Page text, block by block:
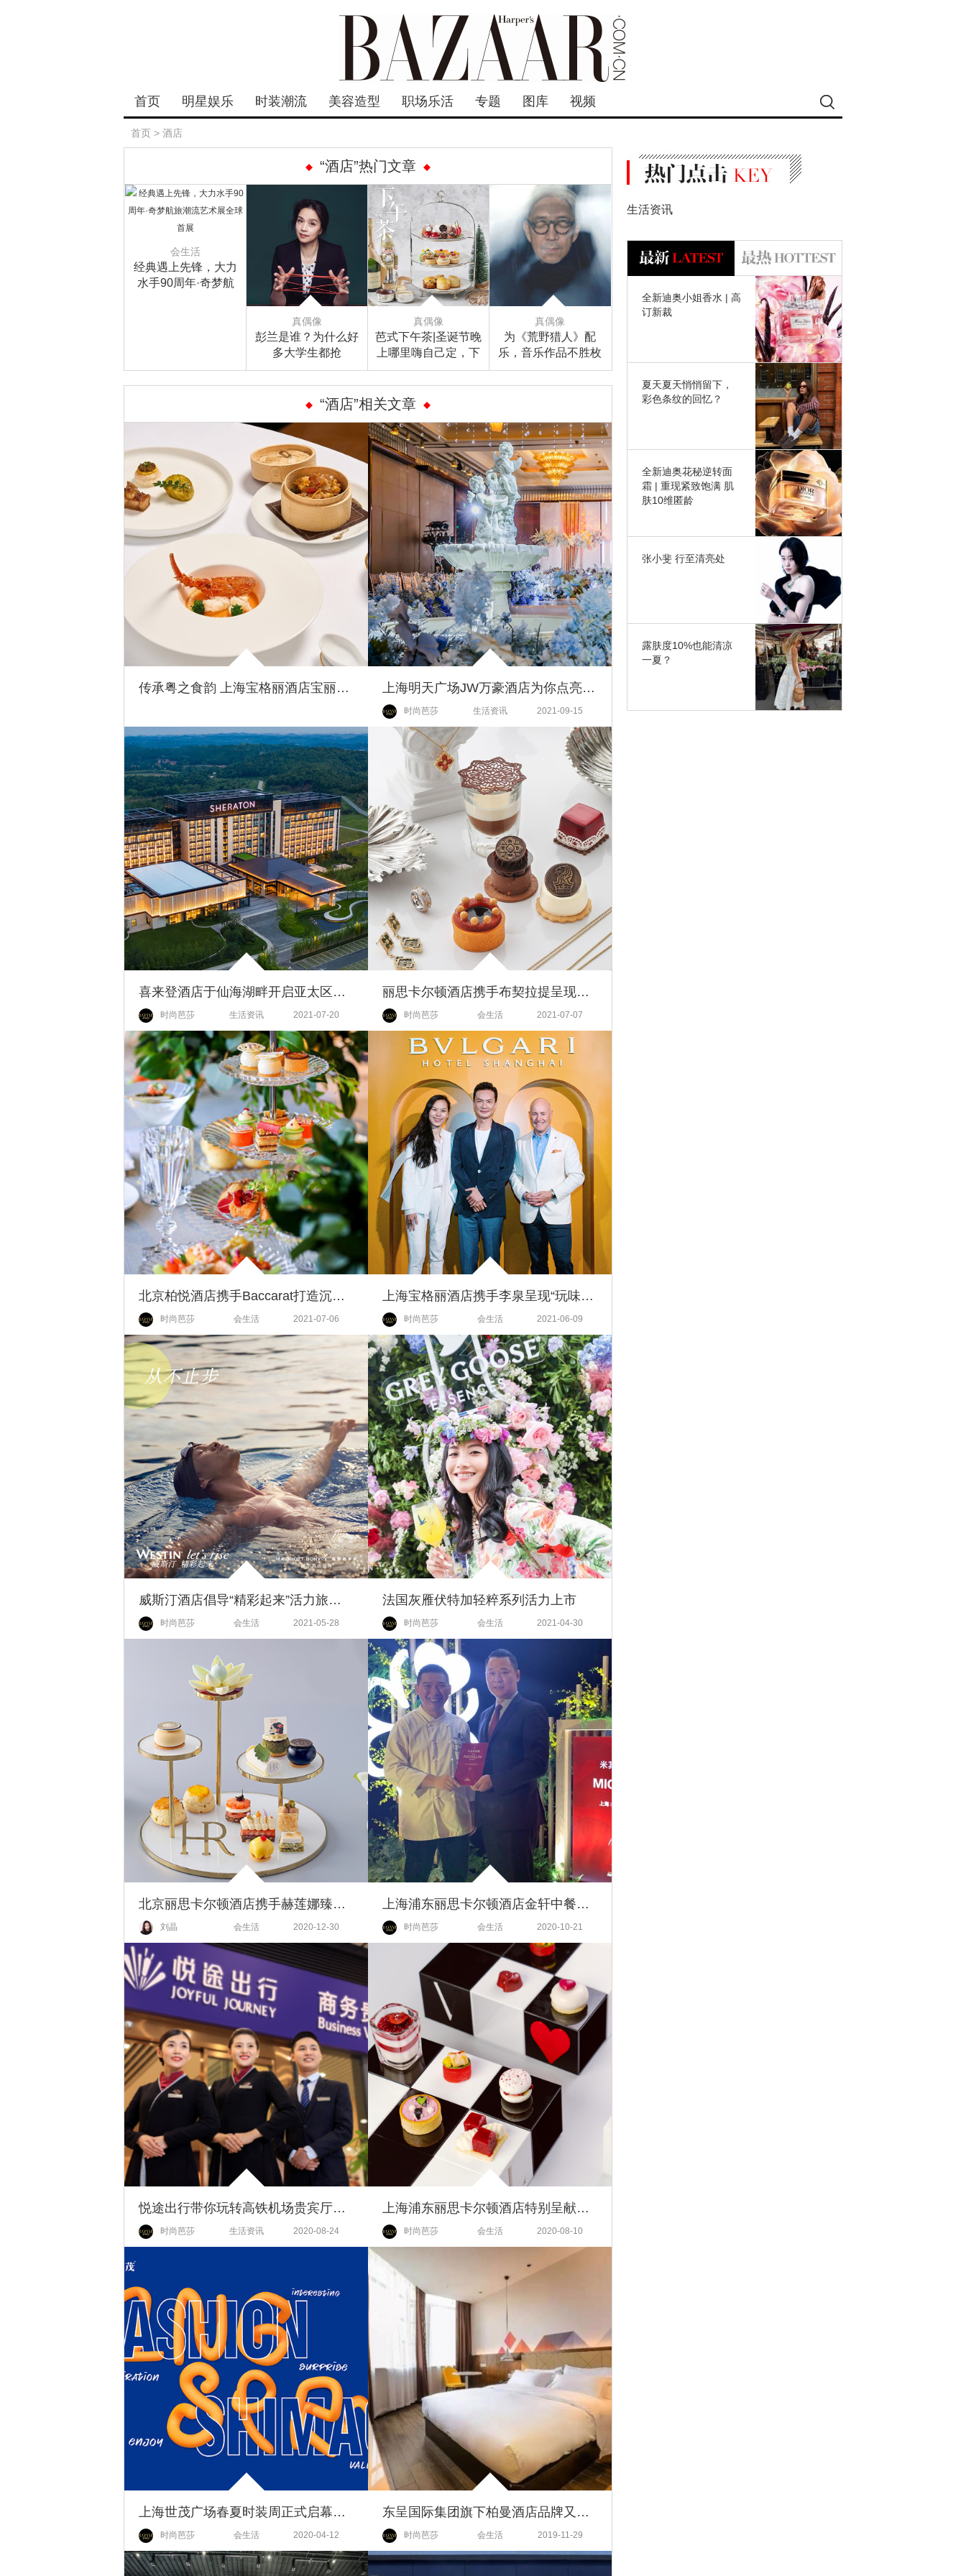
首页 明星娱乐 时装潮流 美容造型 职场乐活 专题 图库 视频
首页 > 酒店
“酒店”热门文章
会生活
经典遇上先锋，大力
水手90周年·奇梦航
真偶像
彭兰是谁？为什么好
多大学生都抢
着“背”她？
真偶像
芭式下午茶|圣诞节晚
上哪里嗨自己定，下
午哪儿打卡芭姐替你
选好啦！
真偶像
为《荒野猎人》配
乐，音乐作品不胜枚
举，坂本龙一还是个
中国电影迷！
“酒店”相关文章
传承粤之食韵 上海宝格丽酒店宝丽轩迎贺5周年华彩 上海明天广场JW万豪酒店为你点亮浪漫婚典
时尚芭莎 生活资讯 2021-09-15
喜来登酒店于仙海湖畔开启亚太区焕新之旅
时尚芭莎 生活资讯 2021-07-20
丽思卡尔顿酒店携手布契拉提呈现夏日鎏金体验
时尚芭莎 会生活 2021-07-07
北京柏悦酒店携手Baccarat打造沉浸感法式午后
时尚芭莎 会生活 2021-07-06
上海宝格丽酒店携手李泉呈现“玩味罗马盛景”露台派对
时尚芭莎 会生活 2021-06-09
威斯汀酒店倡导“精彩起来”活力旅行新体验
时尚芭莎 会生活 2021-05-28
法国灰雁伏特加轻粹系列活力上市
时尚芭莎 会生活 2021-04-30
北京丽思卡尔顿酒店携手赫莲娜臻呈跨界下午茶
刘晶 会生活 2020-12-30
上海浦东丽思卡尔顿酒店金轩中餐厅摘得2021年米其林一星餐厅
时尚芭莎 会生活 2020-10-21
悦途出行带你玩转高铁机场贵宾厅，开启商旅生活出行新方式
时尚芭莎 生活资讯 2020-08-24
上海浦东丽思卡尔顿酒店特别呈献VLoveTN心动时刻下午茶
时尚芭莎 会生活 2020-08-10
上海世茂广场春夏时装周正式启幕，潮力绽放焕活时尚能量
时尚芭莎 会生活 2020-04-12
东呈国际集团旗下柏曼酒店品牌又一门店落地武汉
时尚芭莎 会生活 2019-11-29
生活资讯
全新迪奥小姐香水 | 高
订新裁
夏天夏天悄悄留下，
彩色条纹的回忆？
全新迪奥花秘逆转面
霜 | 重现紧致饱满 肌
肤10维匿龄
张小斐 行至清亮处
露肤度10%也能清凉
一夏？